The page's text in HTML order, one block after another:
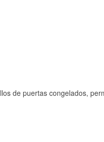
de puertas congelados,